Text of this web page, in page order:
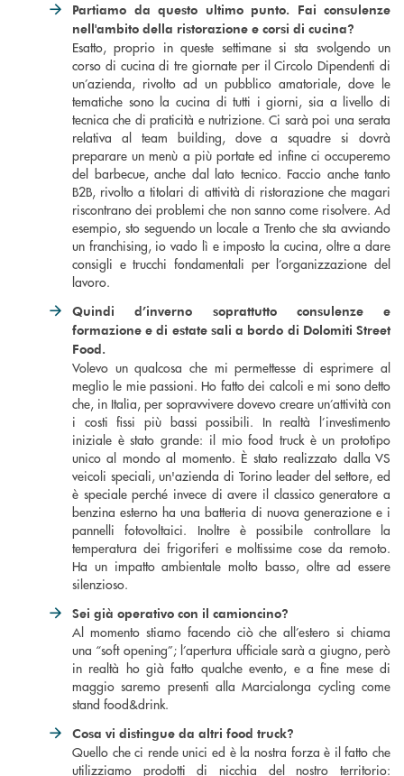
Partiamo da questo ultimo punto. Fai consulenze
nell'ambito della ristorazione e corsi di cucina?
Esatto, proprio in queste settimane si sta svolgendo un
corso di cucina di tre giornate per il Circolo Dipendenti di
un’azienda, rivolto ad un pubblico amatoriale, dove le
tematiche sono la cucina di tutti i giorni, sia a livello di
tecnica che di praticità e nutrizione. Ci sarà poi una serata
relativa al team building, dove a squadre si dovrà
preparare un menù a più portate ed infine ci occuperemo
del barbecue, anche dal lato tecnico. Faccio anche tanto
B2B, rivolto a titolari di attività di ristorazione che magari
riscontrano dei problemi che non sanno come risolvere. Ad
esempio, sto seguendo un locale a Trento che sta avviando
un franchising, io vado lì e imposto la cucina, oltre a dare
consigli e trucchi fondamentali per l’organizzazione del
lavoro.
Quindi d’inverno soprattutto consulenze e
formazione e di estate sali a bordo di Dolomiti Street
Food.
Volevo un qualcosa che mi permettesse di esprimere al
meglio le mie passioni. Ho fatto dei calcoli e mi sono detto
che, in Italia, per sopravvivere dovevo creare un’attività con
i costi fissi più bassi possibili. In realtà l’investimento
iniziale è stato grande: il mio food truck è un prototipo
unico al mondo al momento. È stato realizzato dalla VS
veicoli speciali, un'azienda di Torino leader del settore, ed
è speciale perché invece di avere il classico generatore a
benzina esterno ha una batteria di nuova generazione e i
pannelli fotovoltaici. Inoltre è possibile controllare la
temperatura dei frigoriferi e moltissime cose da remoto.
Ha un impatto ambientale molto basso, oltre ad essere
silenzioso.
Sei già operativo con il camioncino?
Al momento stiamo facendo ciò che all’estero si chiama
una “soft opening”; l’apertura ufficiale sarà a giugno, però
in realtà ho già fatto qualche evento, e a fine mese di
maggio saremo presenti alla Marcialonga cycling come
stand food&drink.
Cosa vi distingue da altri food truck?
Quello che ci rende unici ed è la nostra forza è il fatto che
utilizziamo prodotti di nicchia del nostro territorio: